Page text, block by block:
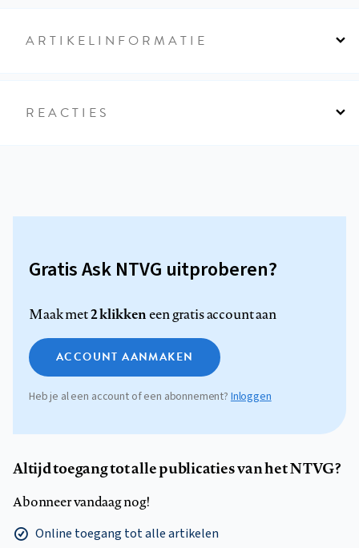
ARTIKELINFORMATIE
REACTIES
Gratis Ask NTVG uitproberen?
Maak met2 klikkeneen gratis account aan
ACCOUNT AANMAKEN
Heb je al een account of een abonnement?Inloggen
Altijd toegang tot alle publicaties van het NTVG?
Abonneer vandaag nog!
Online toegang tot alle artikelen